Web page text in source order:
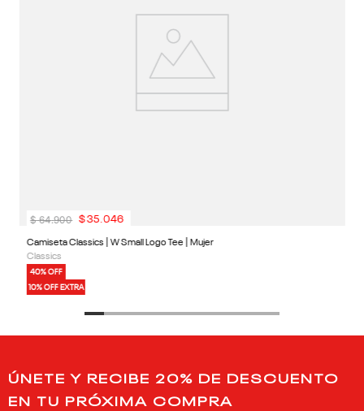
Camiseta Classics | W Small Logo Tee | Mujer
Classics
40% OFF
10% OFF EXTRA
$ 64.900 $35.046
ÚNETE Y RECIBE 20% DE DESCUENTO
EN TU PRÓXIMA COMPRA